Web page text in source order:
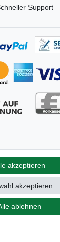
Support
akzeptieren
ablehnen
akzeptieren